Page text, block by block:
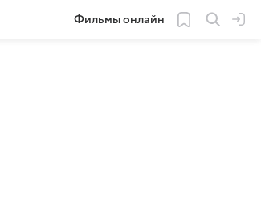
Фильмы онлайн